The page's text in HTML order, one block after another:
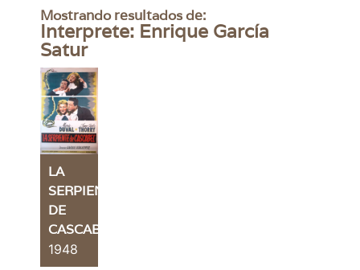
Mostrando resultados de:
Interprete: Enrique García
Satur
LA
SERPIENTE
DE
CASCABEL
1948